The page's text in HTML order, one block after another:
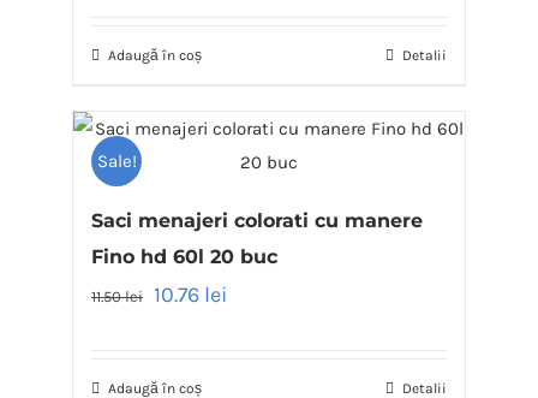
Adaugă în coș Detalii
Sale!
Saci menajeri colorati cu manere
Fino hd 60l 20 buc
11.50lei 10.76 lei
Adaugă în coș Detalii